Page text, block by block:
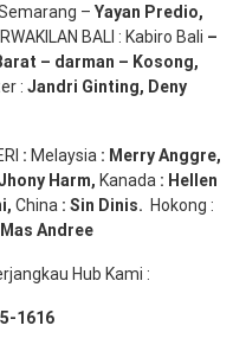
– Yayan Predio,
BALI : Kabiro Bali –
– darman – Kosong,
: Jandri Ginting, Deny
: Melaysia : MerryAnggre,
Harm, Kanada : Hellen
, China : Sin Dinis. Hokong :
Mas Andree
Hub Kami :
1616